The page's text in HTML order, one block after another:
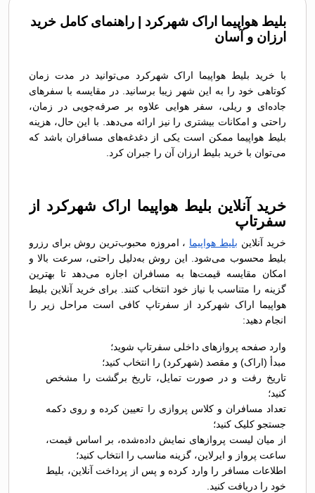
بلیط هواپیما اراک شهرکرد | راهنمای کامل خرید
ارزان و آسان
با خرید بلیط هواپیما اراک شهرکرد می‌توانید در مدت زمان
کوتاهی خود را به این شهر زیبا برسانید. در مقایسه با سفرهای
جاده‌ای و ریلی، سفر هوایی علاوه بر صرفه‌جویی در زمان،
راحتی و امکانات بیشتری را نیز ارائه می‌دهد. با این حال، هزینه
بلیط هواپیما ممکن است یکی از دغدغه‌های مسافران باشد که
می‌توان با خرید بلیط ارزان آن را جبران کرد.
خرید آنلاین بلیط هواپیما اراک شهرکرد از
سفرتاپ
خرید آنلاین بلیط هواپیما ، امروزه محبوب‌ترین روش برای رزرو
بلیط محسوب می‌شود. این روش به‌دلیل راحتی، سرعت بالا و
امکان مقایسه قیمت‌ها به مسافران اجازه می‌دهد تا بهترین
گزینه را متناسب با نیاز خود انتخاب کنند. برای خرید آنلاین بلیط
هواپیما اراک شهرکرد از سفرتاپ کافی است مراحل زیر را
انجام دهید:
وارد صفحه پروازهای داخلی سفرتاپ شوید؛
مبدأ (اراک) و مقصد (شهرکرد) را انتخاب کنید؛
تاریخ رفت و در صورت تمایل، تاریخ برگشت را مشخص
کنید؛
تعداد مسافران و کلاس پروازی را تعیین کرده و روی دکمه
جستجو کلیک کنید؛
از میان لیست پروازهای نمایش داده‌شده، بر اساس قیمت،
ساعت پرواز و ایرلاین، گزینه مناسب را انتخاب کنید؛
اطلاعات مسافر را وارد کرده و پس از پرداخت آنلاین، بلیط
خود را دریافت کنید.